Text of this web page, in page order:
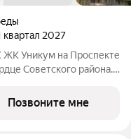
квартал 2027
ЖК Уникум на Проспекте
Советского района.
Позвоните мне